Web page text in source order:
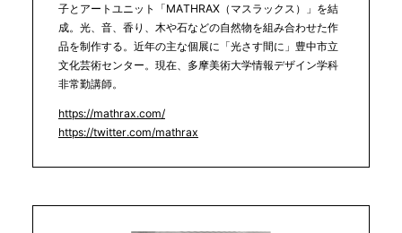
子とアートユニット「MATHRAX（マスラックス）」を結
成。光、音、香り、木や石などの自然物を組み合わせた作
品を制作する。近年の主な個展に「光さす間に」豊中市立
文化芸術センター。現在、多摩美術大学情報デザイン学科
非常勤講師。
https://mathrax.com/
https://twitter.com/mathrax